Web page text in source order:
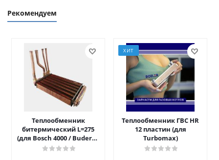
Рекомендуем
Теплообменник
битермический L=275
(для Bosch 4000 / Buderus
042)
ХИТ
Теплообменник ГВС HR
12 пластин (для
Turbomax)